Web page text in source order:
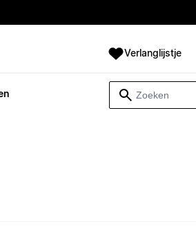
Verlanglijstje